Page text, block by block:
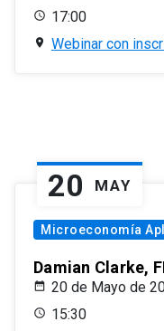
17:00
Webinar con
20 MAY
Microeconomía
Damian Clarke,
20 de Mayo de
15:30